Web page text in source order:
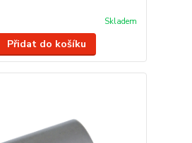
Skladem
Přidat do košíku